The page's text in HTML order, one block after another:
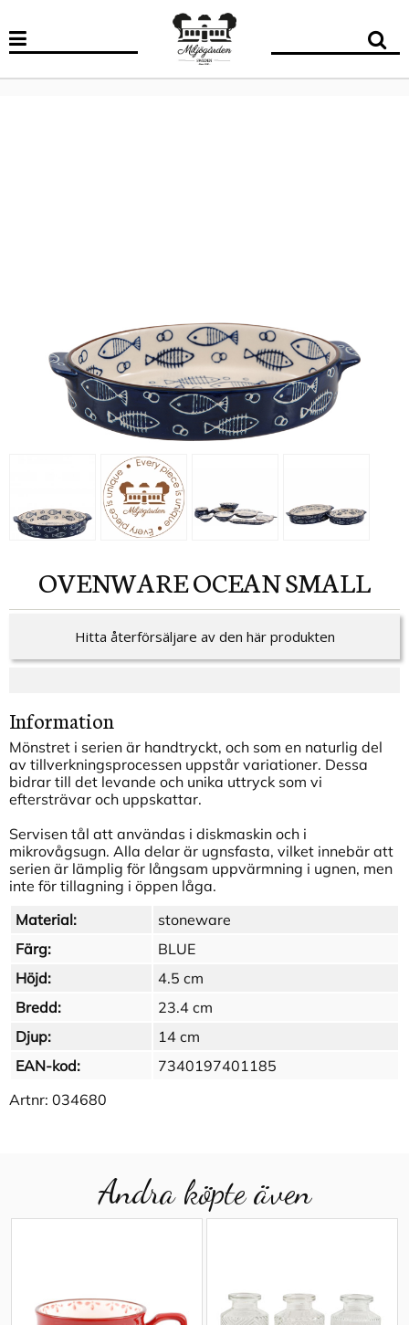
OVENWARE OCEAN SMALL
Hitta återförsäljare av den här produkten
Information
Mönstret i serien är handtryckt, och som en naturlig del
av tillverkningsprocessen uppstår variationer. Dessa
bidrar till det levande och unika uttryck som vi
eftersträvar och uppskattar.
Servisen tål att användas i diskmaskin och i
mikrovågsugn. Alla delar är ugnsfasta, vilket innebär att
serien är lämplig för långsam uppvärmning i ugnen, men
inte för tillagning i öppen låga.
Material:
stoneware
Färg:
BLUE
Höjd:
4.5 cm
Bredd:
23.4 cm
Djup:
14 cm
EAN-kod:
7340197401185
Artnr: 034680
Andra köpte även